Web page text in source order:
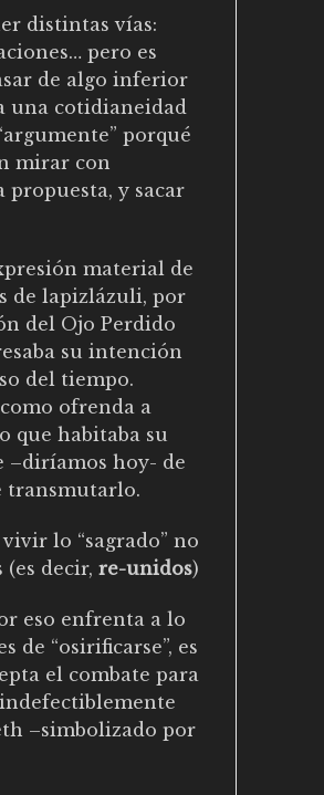
distintas vías:
pero es
de algo inferior
una cotidianeidad
porqué
mirar con
propuesta, y sacar
material de
de lapizlázuli, por
del Ojo Perdido
su intención
del tiempo.
ofrenda a
que habitaba su
–diríamos hoy- de
transmutarlo.
lo “sagrado” no
decir, re-unidos)
eso enfrenta a lo
“osirificarse”, es
el combate para
–simbolizado por